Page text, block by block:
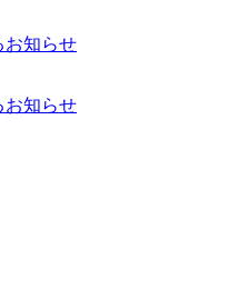
お知らせ
お知らせ